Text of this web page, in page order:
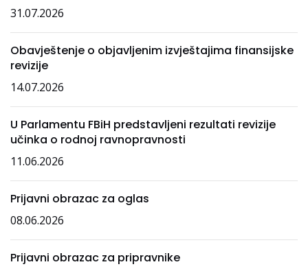
31.07.2026
Obavještenje o objavljenim izvještajima finansijske
revizije
14.07.2026
U Parlamentu FBiH predstavljeni rezultati revizije
učinka o rodnoj ravnopravnosti
11.06.2026
Prijavni obrazac za oglas
08.06.2026
Prijavni obrazac za pripravnike